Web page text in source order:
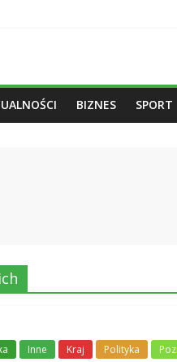
BIZNES SPORT
Inne Kraj Polityka